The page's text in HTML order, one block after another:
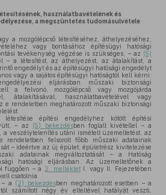
használatbavételének és
a megszüntetés tudomásulvétele
a mozgólépcső létesítéséhez, áthelyezéséhez,
vagy bontásához építésügyi hatósági
tevékenység végzése is szükséges, – az (5)
– a létesítést, az áthelyezést, az átalakítást, a
engedélyt és az építésügyi hatósági engedélyt
vagy a sajátos építésügyi hatóságtól kell kérni.
eljárásban műszaki biztonsági
a felvonó, mozgólépcső vagy mozgójárda
átalakításával, használatbavételével vagy
e rendeletben meghatározott műszaki biztonsági
építési engedélyhez kötött építési
– az (5) bekezdésben foglalt kivétellel – a
a veszélytelenítés utáni ismételt üzemeltetést, az
rendeletben felsorolt főbb műszaki adatainak
– ideértve az új épület, épületrész kivitelezése
adatainak megváltoztatását – a Hatóság
hatósági eljárásban. Az üzemeltetőnek a
függően – a 2. mellékletI. vagy II. Fejezetében
csatolnia.
– a (2) bekezdésben meghatározott esetben – a
számított négy év elteltével hatályát veszti,